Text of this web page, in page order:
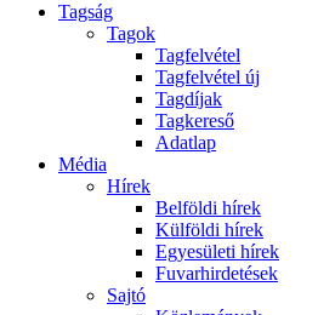
Tagság
Tagok
Tagfelvétel
Tagfelvétel új
Tagdíjak
Tagkereső
Adatlap
Média
Hírek
Belföldi hírek
Külföldi hírek
Egyesületi hírek
Fuvarhirdetések
Sajtó